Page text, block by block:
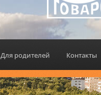
Для родителей Контакты